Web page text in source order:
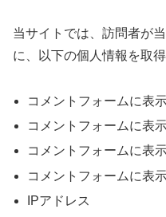
当サイトでは、訪問者が
に、以下の個人情報を取得
コメントフォームに表
コメントフォームに表
コメントフォームに表
コメントフォームに表
IPアドレス